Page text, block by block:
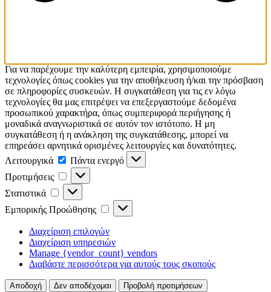
Για να παρέχουμε την καλύτερη εμπειρία, χρησιμοποιούμε
τεχνολογίες όπως cookies για την αποθήκευση ή/και την πρόσβαση
σε πληροφορίες συσκευών. Η συγκατάθεση για τις εν λόγω
τεχνολογίες θα μας επιτρέψει να επεξεργαστούμε δεδομένα
προσωπικού χαρακτήρα, όπως συμπεριφορά περιήγησης ή
μοναδικά αναγνωριστικά σε αυτόν τον ιστότοπο. Η μη
συγκατάθεση ή η ανάκληση της συγκατάθεσης, μπορεί να
επηρεάσει αρνητικά ορισμένες λειτουργίες και δυνατότητες.
Λειτουργικά
Λειτουργικά
Πάντα ενεργό
Προτιμήσεις
Προτιμήσεις
Στατιστικά Στατιστικά
Εμπορικής Προώθησης
Εμπορικής
Προώθησης
Διαχείριση επιλογών
Διαχείριση υπηρεσιών
Manage {vendor_count} vendors
Διαβάστε περισσότερα για αυτούς τους σκοπούς
Αποδοχή Δεν αποδέχομαι
Προβολή προτιμήσεων